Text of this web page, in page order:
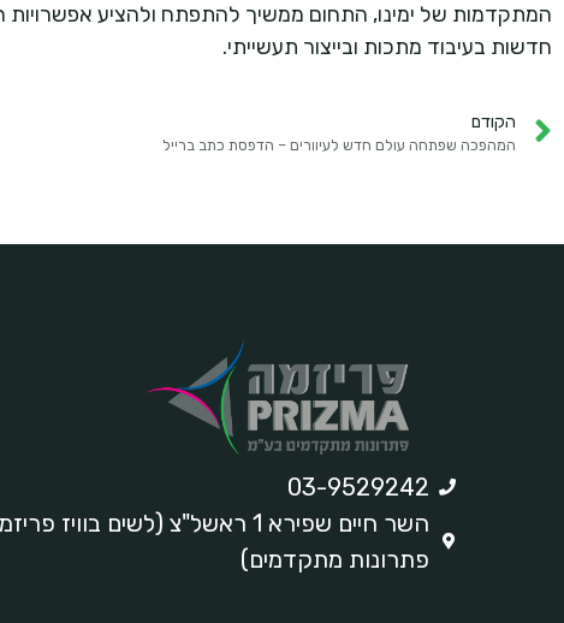
המתקדמות של ימינו, התחום ממשיך להתפתח ולהציע אפשרויות
חדשות בעיבוד מתכות ובייצור תעשייתי.
הקודם
המהפכה שפתחה עולם חדש לעיוורים – הדפסת כתב ברייל
03-9529242
השר חיים שפירא 1 ראשל"צ (לשים בוויז
פתרונות מתקדמים)